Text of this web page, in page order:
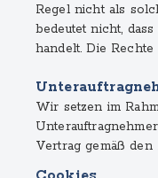
Regel nicht als
bedeutet nicht,
handelt. Die
Wir setzen im
Vertrag gemäß